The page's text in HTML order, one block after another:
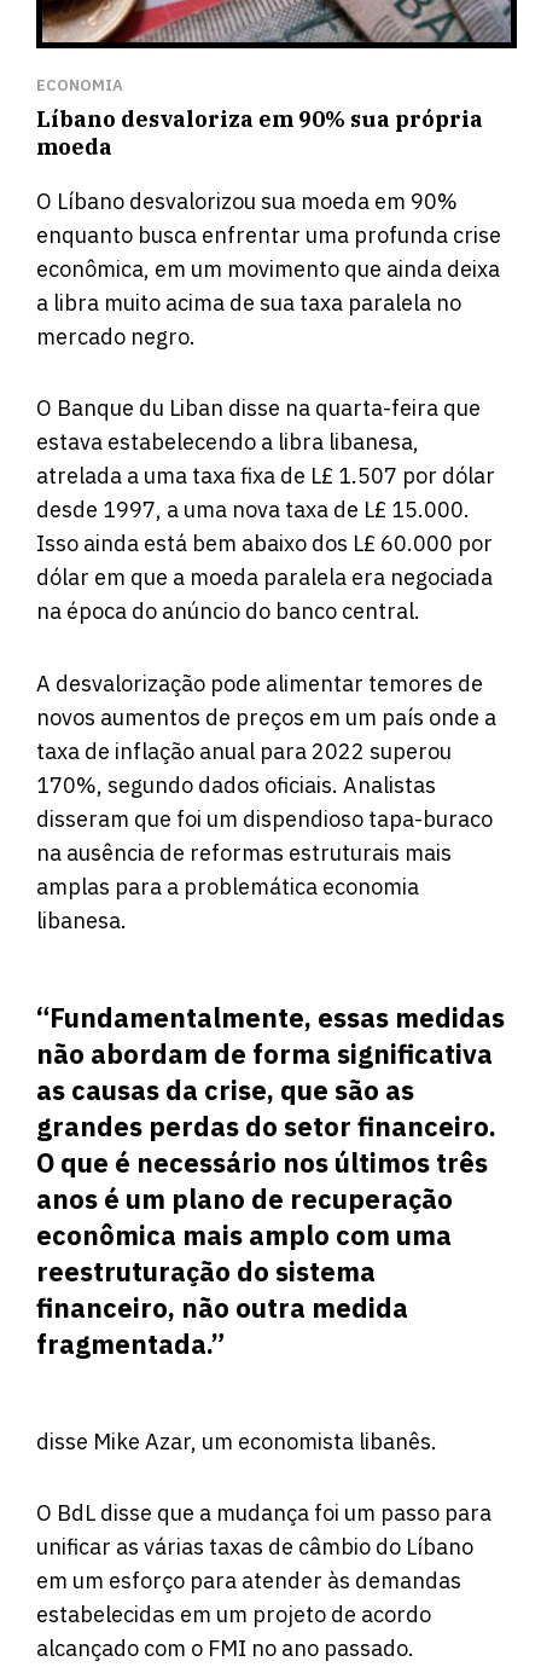
ECONOMIA
Líbano desvaloriza em 90% sua própria
moeda
O Líbano desvalorizou sua moeda em 90%
enquanto busca enfrentar uma profunda crise
econômica, em um movimento que ainda deixa
a libra muito acima de sua taxa paralela no
mercado negro.
O Banque du Liban disse na quarta-feira que
estava estabelecendo a libra libanesa,
atrelada a uma taxa fixa de L£ 1.507 por dólar
desde 1997, a uma nova taxa de L£ 15.000.
Isso ainda está bem abaixo dos L£ 60.000 por
dólar em que a moeda paralela era negociada
na época do anúncio do banco central.
A desvalorização pode alimentar temores de
novos aumentos de preços em um país onde a
taxa de inflação anual para 2022 superou
170%, segundo dados oficiais. Analistas
disseram que foi um dispendioso tapa-buraco
na ausência de reformas estruturais mais
amplas para a problemática economia
libanesa.
“Fundamentalmente, essas medidas
não abordam de forma significativa
as causas da crise, que são as
grandes perdas do setor financeiro.
O que é necessário nos últimos três
anos é um plano de recuperação
econômica mais amplo com uma
reestruturação do sistema
financeiro, não outra medida
fragmentada.”
disse Mike Azar, um economista libanês.
O BdL disse que a mudança foi um passo para
unificar as várias taxas de câmbio do Líbano
em um esforço para atender às demandas
estabelecidas em um projeto de acordo
alcançado com o FMI no ano passado.